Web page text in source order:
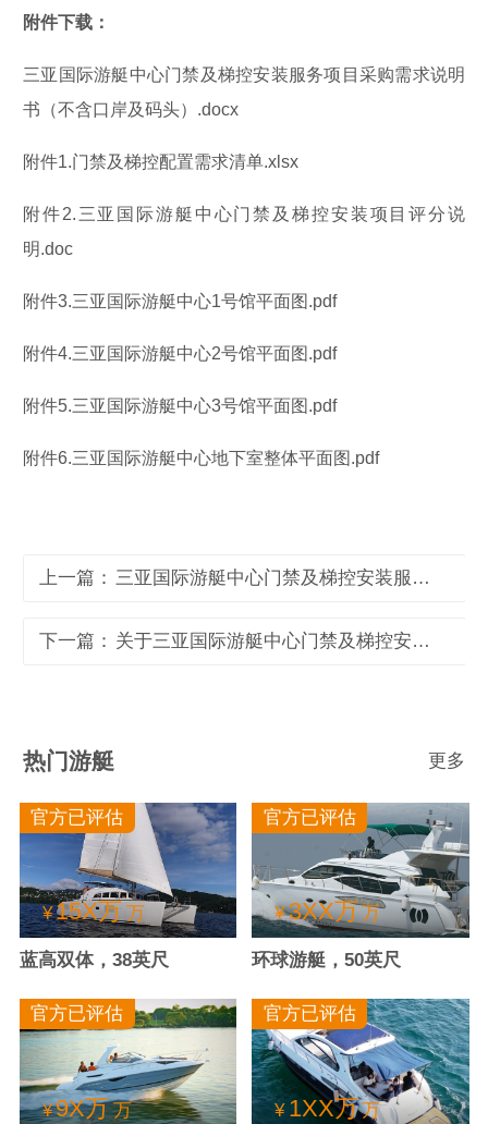
附件下载：
三亚国际游艇中心门禁及梯控安装服务项目采购需求说明
书（不含口岸及码头）.docx
附件1.门禁及梯控配置需求清单.xlsx
附件2.三亚国际游艇中心门禁及梯控安装项目评分说
明.doc
附件3.三亚国际游艇中心1号馆平面图.pdf
附件4.三亚国际游艇中心2号馆平面图.pdf
附件5.三亚国际游艇中心3号馆平面图.pdf
附件6.三亚国际游艇中心地下室整体平面图.pdf
上一篇： 三亚国际游艇中心门禁及梯控安装服务项目中标公告
下一篇： 关于三亚国际游艇中心门禁及梯控安装服务项目的说明
热门游艇 更多
官方已评估
¥15X万 万
蓝高双体，38英尺
官方已评估
¥3XX万万
环球游艇，50英尺
官方已评估
¥9X万万
官方已评估
¥ 1XX万万